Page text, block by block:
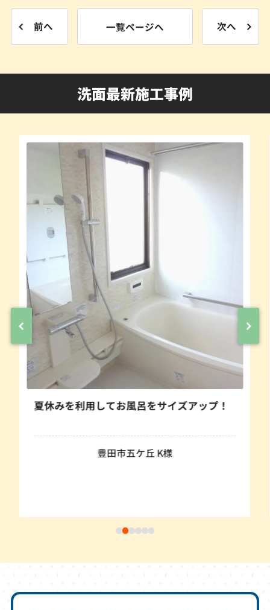
前へ 一覧ページへ 次へ
洗面最新施工事例
ズアップ！
温かくて使い勝手の良い浴室にな
ったです。